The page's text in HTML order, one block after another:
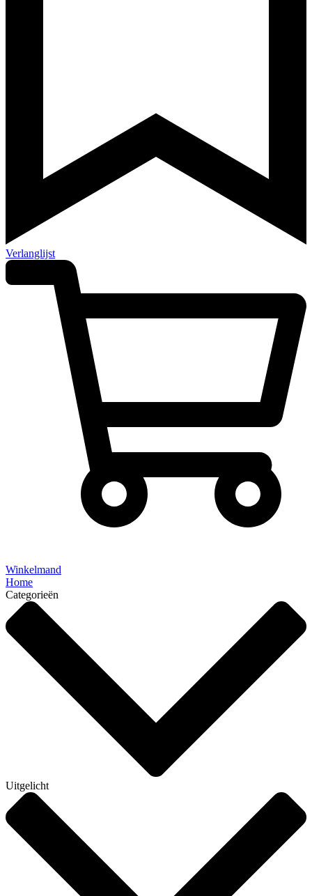
Verlanglijst
Winkelmand
Home
Categorieën
Uitgelicht